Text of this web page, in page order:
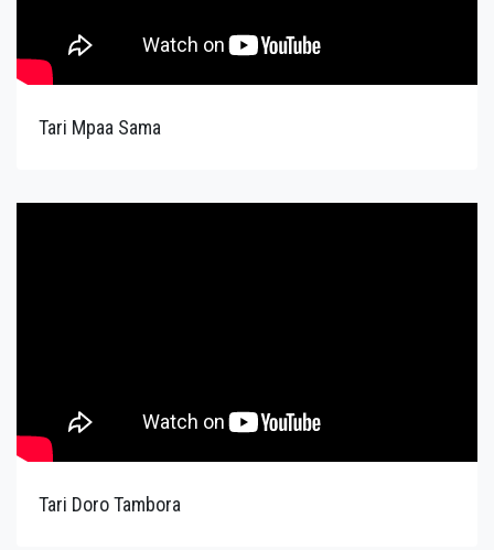
Tari Mpaa Sama
Tari Doro Tambora